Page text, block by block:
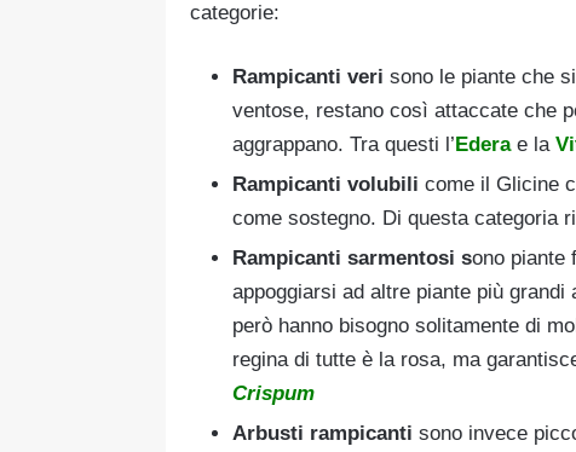
categorie:
Rampicanti veri sono le piante che
ventose, restano così attaccate che
aggrappano. Tra questi l’Ederae la
Rampicanti volubili come il Glicine
come sostegno. Di questa categoria
Rampicanti sarmentosi sono piante
appoggiarsi ad altre piante più
però hanno bisogno solitamente di
regina di tutte è la rosa, ma
Crispum
Arbusti rampicanti sono invece